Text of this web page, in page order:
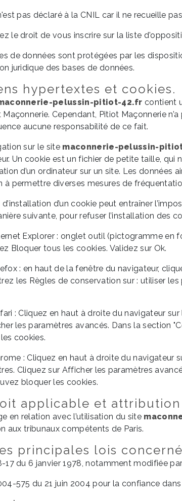
pas déclaré à la CNIL car il ne recueille
le droit de vous inscrire sur la liste
de données sont protégées par les
juridique des bases de données.
hypertextes et cookies.
pelussin-pitiot-42.fr contient
Cependant, Pitiot Maçonnerie
aucune responsabilité de ce fait.
sur le site maconnerie-pelussin-
Un cookie est un fichier de petite taille,
d’un ordinateur sur un site. Les
à permettre diverses mesures de
d’un cookie peut entraîner
suivante, pour refuser l’installation des
Explorer : onglet outil (pictogramme en
Bloquer tous les cookies. Validez sur Ok.
: en haut de la fenêtre du navigateur,
les Règles de conservation sur : utiliser
: Cliquez en haut à droite du navigateur
les paramètres avancés. Dans la section
cookies.
: Cliquez en haut à droite du
Cliquez sur Afficher les paramètres
bloquer les cookies.
applicable et
en relation avec l’utilisation du site
aux tribunaux compétents de Paris.
principales lois
17 du 6 janvier 1978, notamment modifiée
575 du 21 juin 2004 pour la confiance